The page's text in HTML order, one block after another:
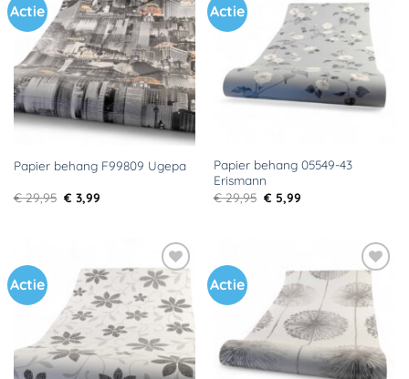
Actie
Toevoegen
aan
verlanglijst
Papier behang F99809 Ugepa
€29,95 Oorspronkelijke
prijs
€ 3,99Huidige
Actie
Toevoegen
aan
verlanglijst
Papier behang 05549-43
Erismann
€29,95 Oorspronkelijke
prijs
€ 5,99Huidige
Actie
Toevoegen
aan
verlanglijst
Actie
Toevoegen
aan
verlanglijst